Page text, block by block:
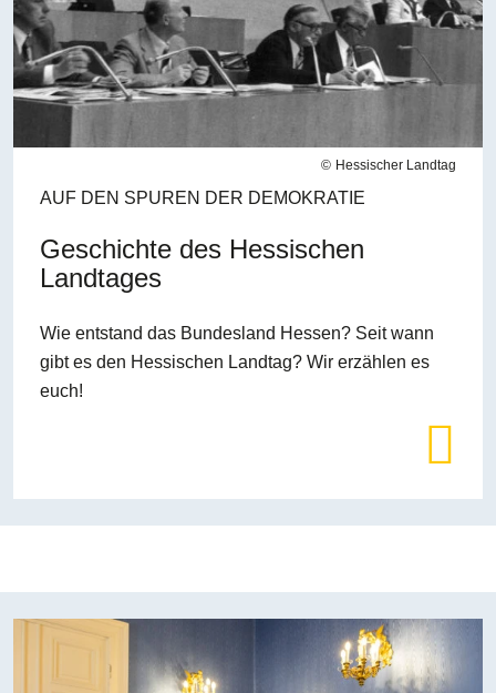
Hessischer Landtag
AUF DEN SPUREN DER DEMOKRATIE
Geschichte des Hessischen
Landtages
Wie entstand das Bundesland Hessen? Seit wann
gibt es den Hessischen Landtag? Wir erzählen es
euch!
Bilddatei